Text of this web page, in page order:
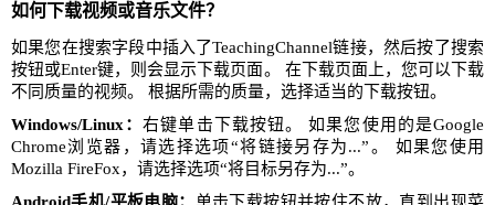
如何下载视频或音乐文件？
如果您在搜索字段中插入了TeachingChannel链接，然后按了搜索
按钮或Enter键，则会显示下载页面。 在下载页面上，您可以下载
不同质量的视频。 根据所需的质量，选择适当的下载按钮。
Windows/Linux：右键单击下载按钮。 如果您使用的是Google
Chrome浏览器，请选择选项“将链接另存为...”。 如果您使用
Mozilla FireFox，请选择选项“将目标另存为...”。